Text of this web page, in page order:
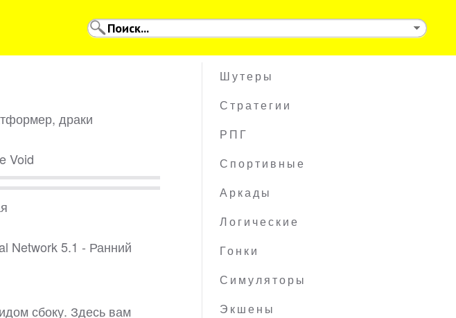
драки
Void
Network 5.1 - Ранний
сбоку. Здесь вам
Шутеры
Стратегии
РПГ
Спортивные
Аркады
Логические
Гонки
Симуляторы
Экшены